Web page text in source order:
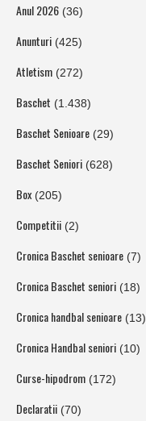
Anul 2026 (36)
Anunturi (425)
Atletism (272)
Baschet (1.438)
Baschet Senioare (29)
Baschet Seniori (628)
Box (205)
Competitii (2)
Cronica Baschet senioare (7)
Cronica Baschet seniori (18)
Cronica handbal senioare (13)
Cronica Handbal seniori (10)
Curse-hipodrom (172)
Declaratii (70)